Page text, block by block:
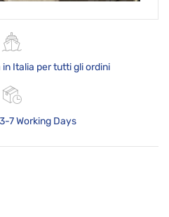
Italia per tutti gli ordini
7 Working Days